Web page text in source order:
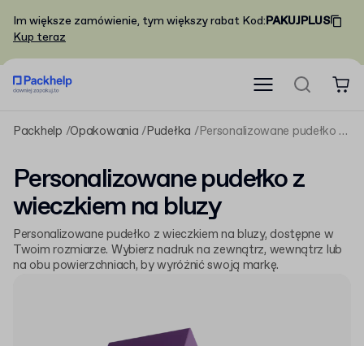
Im większe zamówienie, tym większy rabat Kod:PAKUJPLUS
Kup teraz
Packhelp Opakowania Pudełka Personalizowane pudełko z wieczkiem na bluzy
Personalizowane pudełko z
wieczkiem na bluzy
Personalizowane pudełko z wieczkiem na bluzy, dostępne w
Twoim rozmiarze. Wybierz nadruk na zewnątrz, wewnątrz lub
na obu powierzchniach, by wyróżnić swoją markę.